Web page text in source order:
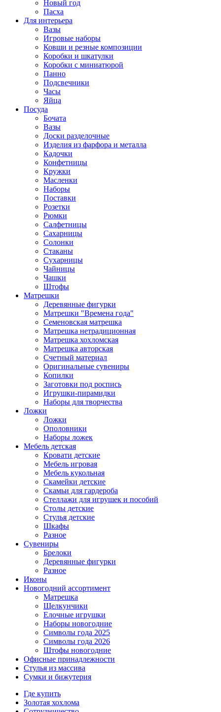
Новый год
Пасха
Для интерьера
Вазы
Игровые наборы
Ковши и резные композиции
Коробки и шкатулки
Коробки с миниатюрой
Панно
Подсвечники
Часы
Яйца
Посуда
Бочата
Вазы
Доски разделочные
Изделия из фарфора и металла
Кадочки
Конфетницы
Кружки
Масленки
Наборы
Поставки
Розетки
Рюмки
Салфетницы
Сахарницы
Солонки
Стаканы
Сухарницы
Чайницы
Чашки
Штофы
Матрешки
Деревянные фигурки
Матрешки "Времена года"
Семеновская матрешка
Матрешка нетрадиционная
Матрешка хохломская
Матрешка авторская
Счетный материал
Оригинальные сувениры
Копилки
Заготовки под роспись
Игрушки-пирамидки
Наборы для творчества
Ложки
Ложки
Ополовники
Наборы ложек
Мебель детская
Кровати детские
Мебель игровая
Мебель кукольная
Скамейки детские
Скамьи для гардероба
Стеллажи для игрушек и пособий
Столы детские
Стулья детские
Шкафы
Разное
Сувениры
Брелоки
Деревянные фигурки
Разное
Иконы
Новогодний ассортимент
Матрешка
Щелкунчики
Елочные игрушки
Наборы новогодние
Символы года 2025
Символы года 2026
Штофы новогодние
Офисные принадлежности
Стулья из массива
Сумки и бижутерия
Где купить
Золотая хохлома